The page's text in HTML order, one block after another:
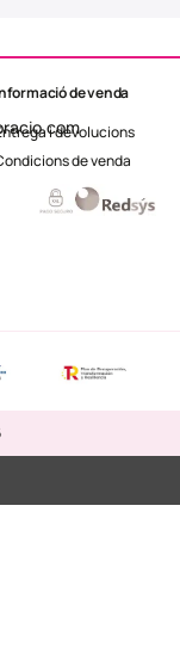
de venda
i devolucions
de venda